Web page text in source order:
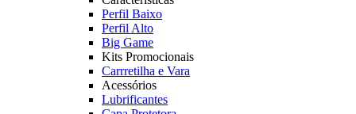
Perfil Baixo
Perfil Alto
Big Game
Kits Promocionais
Carrretilha e Vara
Acessórios
Lubrificantes